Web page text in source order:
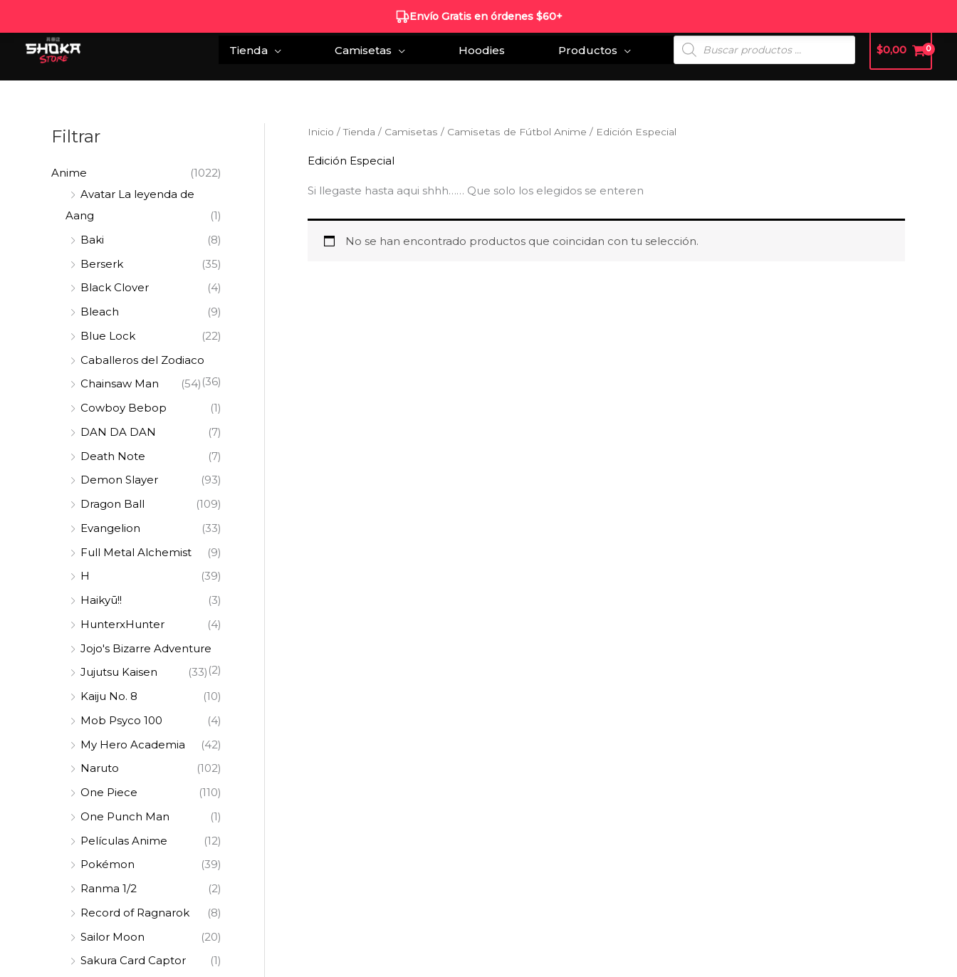
contenido
Tazas personalizadas en Ecuador Camisetas Personalizadas en Ecuador
Tienda Camisetas Hoodies Productos
Búsqueda
De
Productos
$0,00
Filtrar
Anime
(1022)
Avatar La leyenda de
Aang
(1)
Baki
(8)
Berserk
(35)
Black Clover
(4)
Bleach
(9)
Blue Lock
(22)
Caballeros del Zodiaco
(36)
Chainsaw Man
(54)
Cowboy Bebop
(1)
DAN DA DAN
(7)
Death Note
(7)
Demon Slayer
(93)
Dragon Ball
(109)
Evangelion
(33)
Full Metal Alchemist
(9)
H
(39)
Haikyū!!
(3)
HunterxHunter
(4)
Jojo's Bizarre Adventure
(2)
Jujutsu Kaisen
(33)
Kaiju No. 8
(10)
Mob Psyco 100
(4)
My Hero Academia
(42)
Naruto
(102)
One Piece
(110)
One Punch Man
(1)
Películas Anime
(12)
Pokémon
(39)
Ranma 1/2
(2)
Record of Ragnarok
(8)
Sailor Moon
(20)
Sakura Card Captor
(1)
Inicio /Tienda / Camisetas / Camisetas de Fútbol Anime / Edición Especial
Edición Especial
Si llegaste hasta aqui shhh…… Que solo los elegidos se enteren
No se han encontrado productos que coincidan con tu selección.
Envío Gratis en órdenes $60+